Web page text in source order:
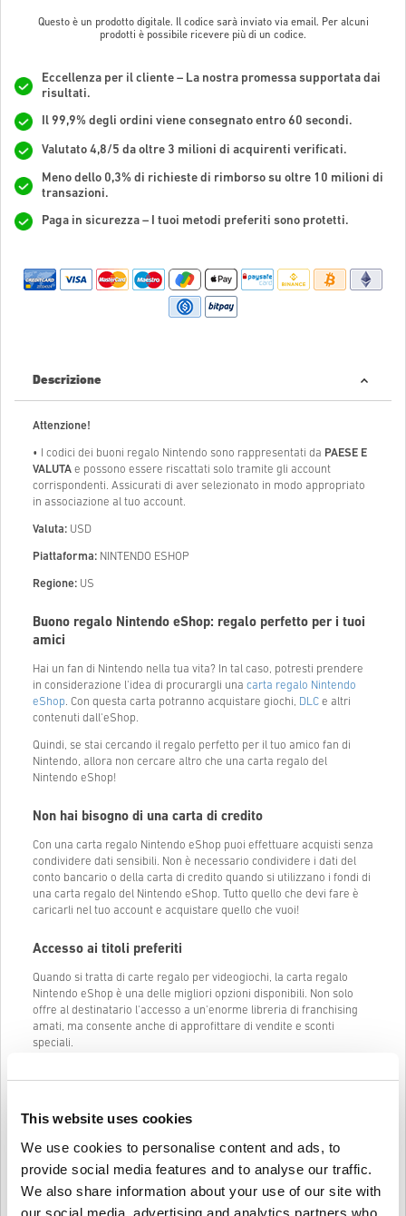
This website uses cookies
We use cookies to personalise content and ads, to
provide social media features and to analyse our traffic.
We also share information about your use of our site with
our social media, advertising and analytics partners who
Questo è un prodotto digitale. Il codice sarà inviato via email. Per alcuni
prodotti è possibile ricevere più di un codice.
Eccellenza per il cliente – La nostra promessa supportata dai
risultati.
Il 99,9% degli ordini viene consegnato entro 60 secondi.
Valutato 4,8/5 da oltre 3 milioni di acquirenti verificati.
Meno dello 0,3% di richieste di rimborso su oltre 10 milioni di
transazioni.
Paga in sicurezza – I tuoi metodi preferiti sono protetti.
Descrizione
Attenzione!
• I codici dei buoni regalo Nintendo sono rappresentati da PAESE E
VALUTA e possono essere riscattati solo tramite gli account
corrispondenti. Assicurati di aver selezionato in modo appropriato
in associazione al tuo account.
Valuta: USD
Piattaforma: NINTENDO ESHOP
Regione: US
Buono regalo Nintendo eShop: regalo perfetto per i tuoi
amici
Hai un fan di Nintendo nella tua vita? In tal caso, potresti prendere
in considerazione l'idea di procurargli una carta regalo Nintendo
eShop. Con questa carta potranno acquistare giochi, DLC e altri
contenuti dall'eShop.
Quindi, se stai cercando il regalo perfetto per il tuo amico fan di
Nintendo, allora non cercare altro che una carta regalo del
Nintendo eShop!
Non hai bisogno di una carta di credito
Con una carta regalo Nintendo eShop puoi effettuare acquisti senza
condividere dati sensibili. Non è necessario condividere i dati del
conto bancario o della carta di credito quando si utilizzano i fondi di
una carta regalo del Nintendo eShop. Tutto quello che devi fare è
caricarli nel tuo account e acquistare quello che vuoi!
Accesso ai titoli preferiti
Quando si tratta di carte regalo per videogiochi, la carta regalo
Nintendo eShop è una delle migliori opzioni disponibili. Non solo
offre al destinatario l'accesso a un'enorme libreria di franchising
amati, ma consente anche di approfittare di vendite e sconti
speciali.
tuoi amici. Quindi, se stai cercando un regalo che porti ore di
scelta perfetta.
Acquista una carta regalo Nintendo eShop su
Livecards.net